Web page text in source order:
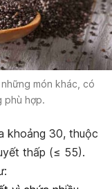
món khác, có
phù hợp.
khoảng 30, thuộc
thấp (≤ 55).